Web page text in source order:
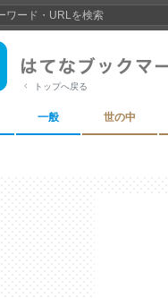
トップへ戻る
一般 世の中